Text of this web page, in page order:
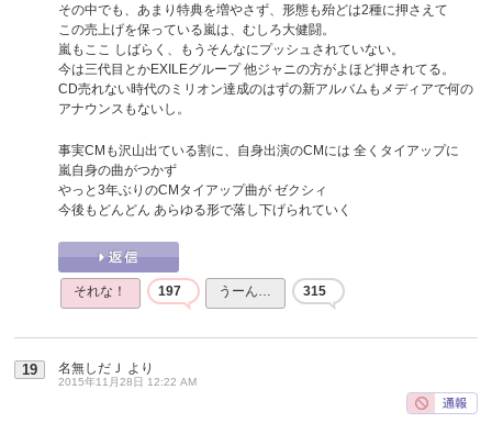
その中でも、あまり特典を増やさず、形態も殆どは2種に押さえて
この売上げを保っている嵐は、むしろ大健闘。
嵐もここ しばらく、もうそんなにプッシュされていない。
今は三代目とかEXILEグループ 他ジャニの方がよほど押されてる。
CD売れない時代のミリオン達成のはずの新アルバムもメディアで何の
アナウンスもないし。
事実CMも沢山出ている割に、自身出演のCMには 全くタイアップに
嵐自身の曲がつかず
やっと3年ぶりのCMタイアップ曲が ゼクシィ
今後もどんどん あらゆる形で落し下げられていく
それな！ 197 うーん… 315
19 名無しだＪ より
2015年11月28日 12:22 AM